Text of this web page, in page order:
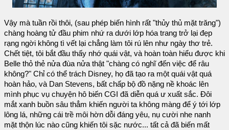
Vậy mà tuần rồi thôi, (sau phép biến hình rất "thủy thủ mặt trăng")
chàng hoàng tử đầu phim nhứ ra dưới lớp hóa trang trở lại đẹp
rạng ngời không tì vết lại chẳng làm tôi rú lên như ngày thơ trẻ.
Chết tiệt, tôi bắt đầu thấy nhớ quái vật, và hoàn toàn hiểu được khi
Belle thỏ thẻ nửa đùa nửa thật "chàng có nghĩ đến việc để râu
không?" Chỉ có thể trách Disney, họ đã tạo ra một quái vật quá
hoàn hảo, và Dan Stevens, bất chấp bộ đồ nặng nề khoác lên
mình phục vụ chuyện hô biến CGI đã diễn quá ư xuất sắc. Đôi
mắt xanh buồn sâu thẳm khiến người ta không màng để ý tới lớp
lông lá, những cái trề môi hờn dỗi đáng yêu, nụ cười nhe nanh
mặt thộn lúc nào cũng khiến tôi sặc nước... tất cả đã biến mất